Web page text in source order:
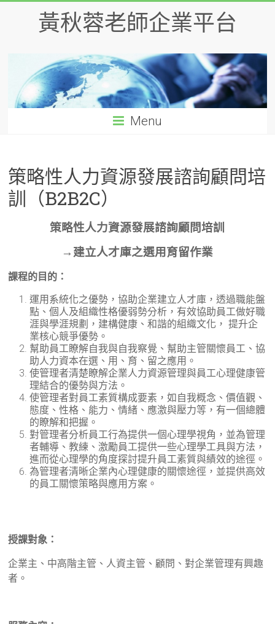
黃秋蓉老師企業平台
Menu
策略性人力資源發展諮詢顧問培
訓（B2B2C）
策略性人力資源發展諮詢顧問培訓
→建立人才庫之選用育留作業
課程的目的：
運用系統化之優勢，協助企業建立人才庫，透過職能盤
點、個人及組織性格優弱勢分析，有效協助員工做好職
涯與學涯規劃，建構健康、和諧的組織文化， 提升企
業核心競爭優勢。
幫助員工瞭解自我與自我察覺、幫助主管關懷員工、協
助人力資本在選、用、育、留之應用。
使管理者清楚瞭解企業人力資源管理與員工心理健康管
理結合的優勢與方法。
使管理者對員工素質構成要素，如自我概念、價值觀、
態度、性格、能力、情緒、應激與壓力等，有一個總體
的瞭解和把握。
對管理者分析員工行為提供一個心理學視角，並為管理
者輔導、教練、激勵員工提供一些心理學工具與方法，
進而從心理學的角度探討提升員工素質與績效的途徑。
為管理者清晰企業內心理健康的關懷途徑，並提供高效
的員工關懷策略與應用方案。
授課對象：
企業主、中高階主管、人資主管、顧問、對企業管理有興趣
者。